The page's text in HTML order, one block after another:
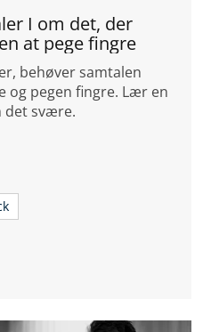
I om det, der
at pege fingre
behøver samtalen
og pegen fingre. Lær en
det svære.